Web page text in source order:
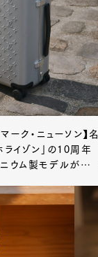
Culture
ーク・ニューソン】名
ライゾン」の10周年
ニウム製モデルが登